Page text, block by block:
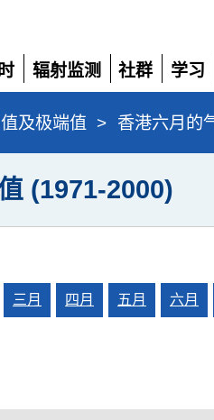
辐射监测
展
开
社群
展
开
学习
展
开
及极端值 > 香港六月的
(1971-2000)
三月 四月 五月 六月